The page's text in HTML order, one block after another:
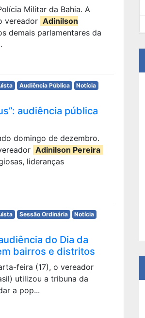
Militar da Bahia. A
vereador Adinilson
demais parlamentares da
Audiência Pública
Notícia
audiência pública
domingo de dezembro.
Adinilson Pereira
lideranças
Sessão Ordinária
Notícia
do Dia da
bairros e distritos
feira (17), o vereador
utilizou a tribuna da
a pop...